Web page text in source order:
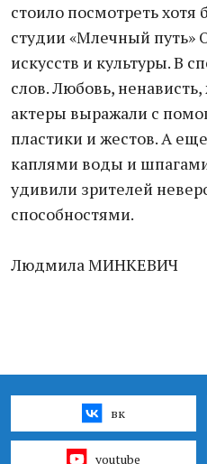
стоило посмотреть
студии «Млечный путь»
искусств и культуры. В
слов. Любовь, ненависть,
актеры выражали с
пластики и жестов. А
каплями воды и
удивили зрителей
способностями.
Людмила МИНКЕВИЧ
вк
youtube